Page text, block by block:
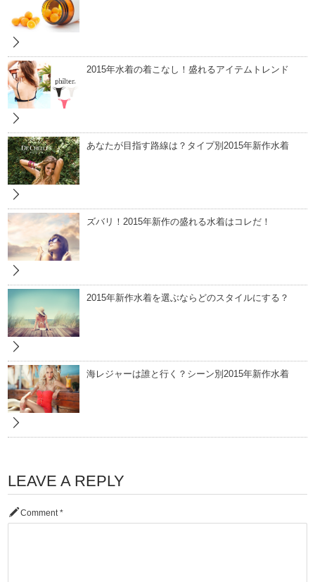
2015年水着の着こなし！盛れるアイテムトレンド
あなたが目指す路線は？タイプ別2015年新作水着
ズバリ！2015年新作の盛れる水着はコレだ！
2015年新作水着を選ぶならどのスタイルにする？
海レジャーは誰と行く？シーン別2015年新作水着
LEAVE A REPLY
Comment *